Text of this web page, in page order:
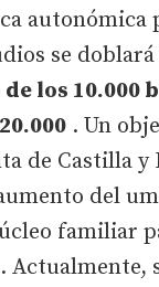
autonómica
se
de los 10.000
. Un
de Castilla y
del
familiar
Actualmente,